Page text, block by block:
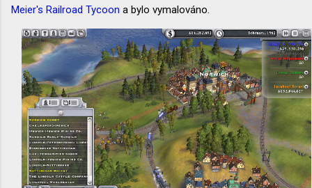
Meier's Railroad Tycoon a bylo vymalováno.